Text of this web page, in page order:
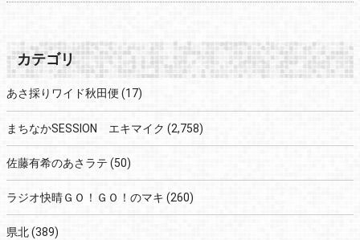
カテゴリ
あさ採りワイド秋田便 (17)
まちなかSESSION エキマイク (2,758)
佐藤有希のあさラテ (50)
ラジオ快晴ＧＯ！ＧＯ！のマキ (260)
県北(389)